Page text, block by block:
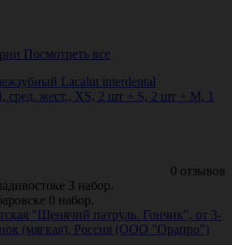
Посмотреть все
Lacalut interdental
сред. жест., XS, 2 шт + S, 2 шт + M, 1
0 отзывов
3 набор.
0 набор.
"Щенячий патруль. Гончик", от 3-
(мягкая), Россия (ООО "Орапро")